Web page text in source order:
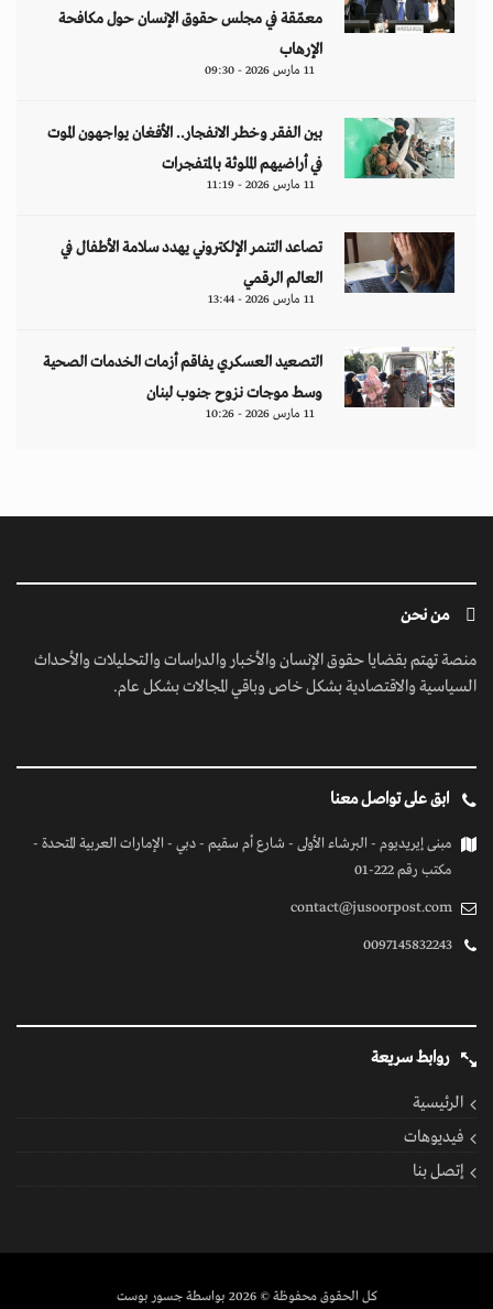
معمّقة في مجلس حقوق الإنسان حول مكافحة
الإرهاب
11 مارس 2026 - 09:30
بين الفقر وخطر الانفجار.. الأفغان يواجهون الموت
في أراضيهم الملوثة بالمتفجرات
11 مارس 2026 - 11:19
تصاعد التنمر الإلكتروني يهدد سلامة الأطفال في
العالم الرقمي
11 مارس 2026 - 13:44
التصعيد العسكري يفاقم أزمات الخدمات الصحية
وسط موجات نزوح جنوب لبنان
11 مارس 2026 - 10:26
من نحن
منصة تهتم بقضايا حقوق الإنسان والأخبار والدراسات والتحليلات والأحداث
السياسية والاقتصادية بشكل خاص وباقي المجالات بشكل عام.
ابق على تواصل معنا
مبنى إيريديوم - البرشاء الأولى - شارع أم سقيم - دبي - الإمارات العربية المتحدة -
مكتب رقم 222-01
contact@jusoorpost.com
0097145832243
روابط سريعة
الرئيسية
فيديوهات
إتصل بنا
كل الحقوق محفوظة© 2026 بواسطة جسور بوست